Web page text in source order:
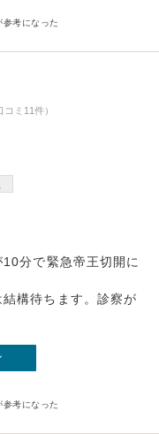
参考になった
ミ11件）
分で緊急帝王切開に
構待ちます。診察が
参考になった